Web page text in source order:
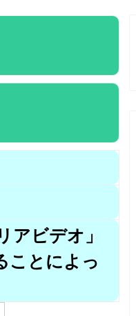
アビデオ」
ことによっ